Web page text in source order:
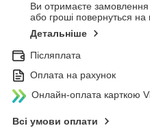
Ви отримаєте замовлення
або гроші повернуться на
Детальніше
Післяплата
Оплата на рахунок
Онлайн-оплата карткою
Всі умови оплати